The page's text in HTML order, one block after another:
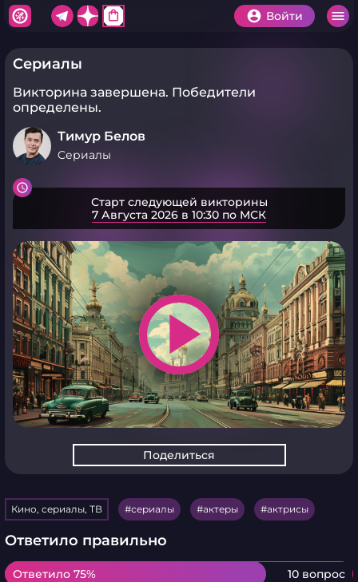
shopping_bag Войти
Cериалы
Викторина завершена. Победители
определены.
Тимур Белов
Cериалы
Старт следующей викторины
7 Августа 2026 в 10:30 по МСК
play_arrow
Поделиться
Кино, сериалы, ТВ сериалы актеры актрисы
Ответило правильно
Ответило 75% 10 вопрос
Ответило 75%